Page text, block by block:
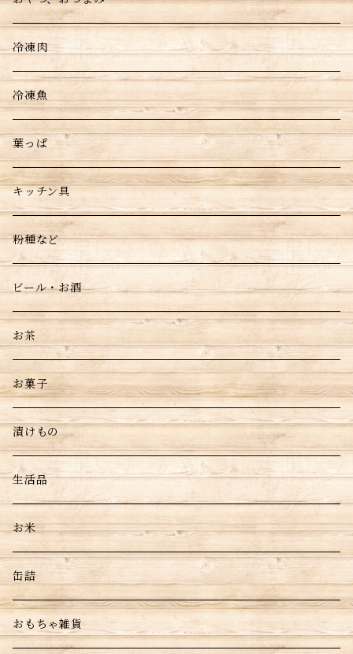
冷凍肉
冷凍魚
葉っぱ
キッチン具
粉種など
ビール・お酒
お茶
お菓子
漬けもの
生活品
お米
缶詰
おもちゃ雑貨